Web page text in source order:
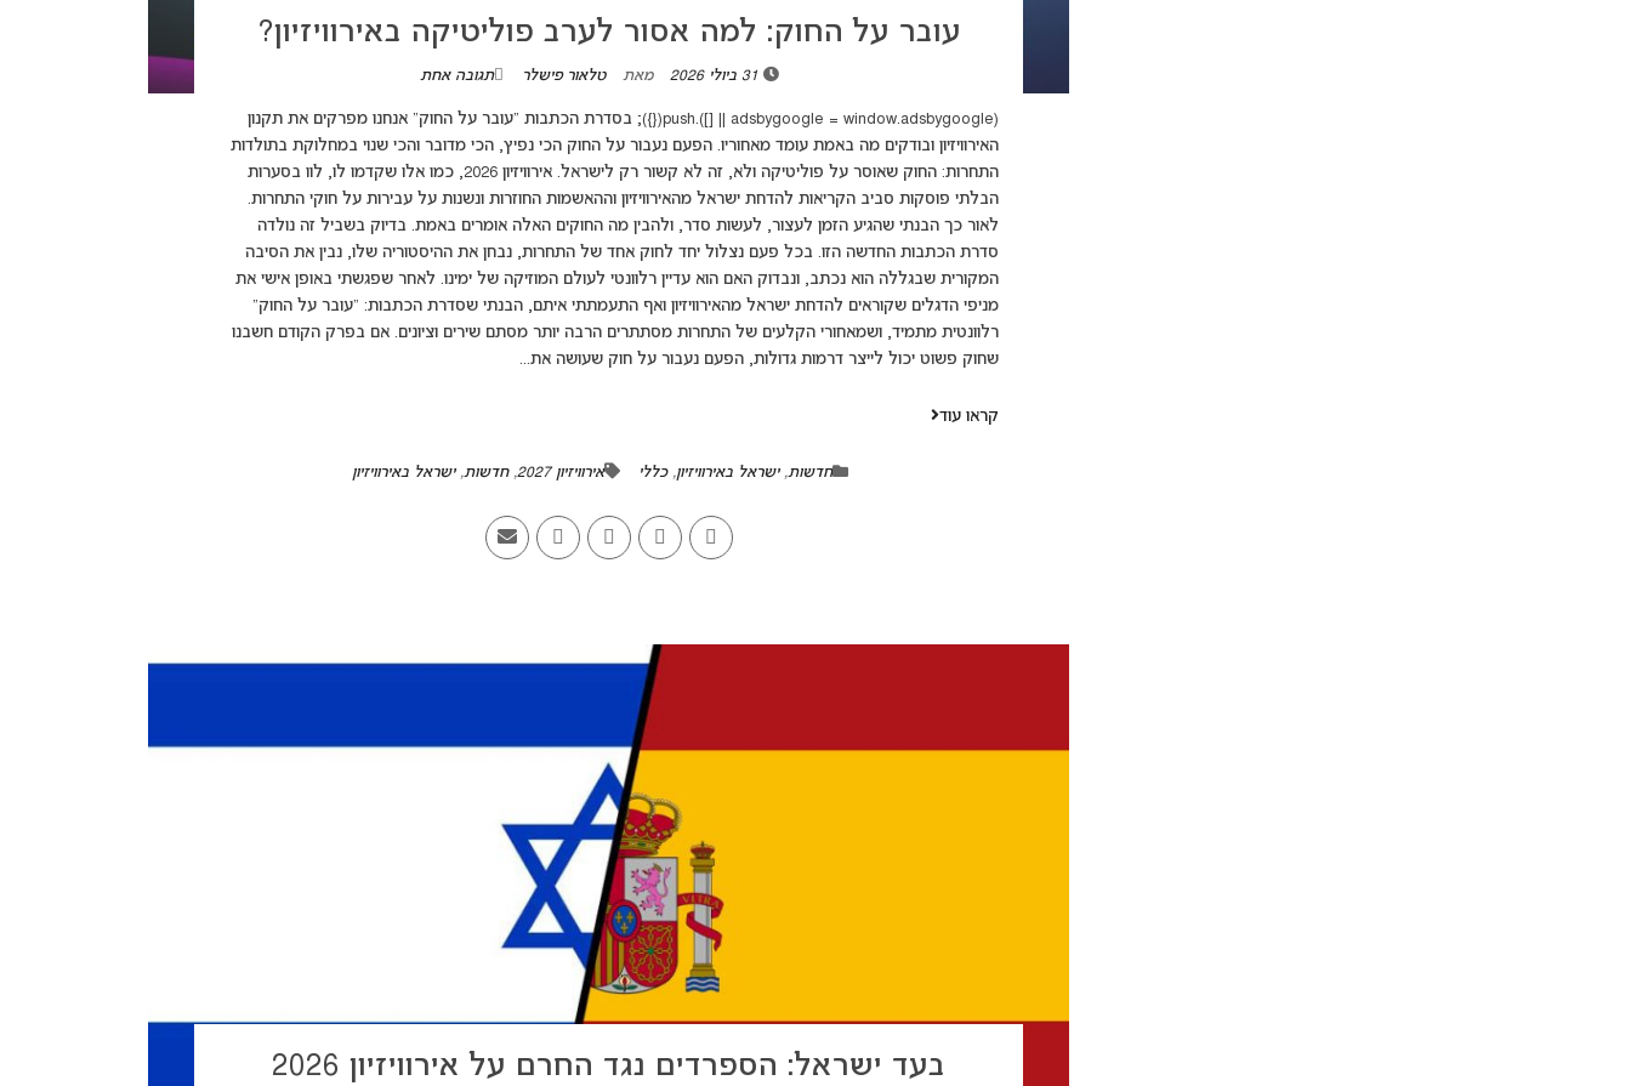
עובר על החוק: למה אסור לערב פוליטיקה באירוויזיון?
מאת טלאור פישלר תגובה אחת
(adsbygoogle = window.adsbygoogle || []).push({}); בסדרת הכתבות "עובר על החוק" אנחנו מפרקים את תקנון
האירוויזיון ובודקים מה באמת עומד מאחוריו. הפעם נעבור על החוק הכי נפיץ, הכי מדובר והכי שנוי במחלוקת בתולדות
התחרות: החוק שאוסר על פוליטיקה ולא, זה לא קשור רק לישראל. אירוויזיון 2026, כמו אלו שקדמו לו, לוו בסערות
הבלתי פוסקות סביב הקריאות להדחת ישראל מהאירוויזיון וההאשמות החוזרות ונשנות על עבירות על חוקי התחרות.
לאור כך הבנתי שהגיע הזמן לעצור, לעשות סדר, ולהבין מה החוקים האלה אומרים באמת. בדיוק בשביל זה נולדה
סדרת הכתבות החדשה הזו. בכל פעם נצלול יחד לחוק אחד של התחרות, נבחן את ההיסטוריה שלו, נבין את הסיבה
המקורית שבגללה הוא נכתב, ונבדוק האם הוא עדיין רלוונטי לעולם המוזיקה של ימינו. לאחר שפגשתי באופן אישי את
מניפי הדגלים שקוראים להדחת ישראל מהאירוויזיון ואף התעמתתי איתם, הבנתי שסדרת הכתבות: "עובר על החוק"
רלוונטית מתמיד, ושמאחורי הקלעים של התחרות מסתתרים הרבה יותר מסתם שירים וציונים. אם בפרק הקודם חשבנו
שחוק פשוט יכול לייצר דרמות גדולות, הפעם נעבור על חוק שעושה את...
קראו עוד
חדשות,ישראל באירוויזיון,כללי אירוויזיון 2027 ,חדשות,ישראל באירוויזיון
בעד ישראל: הספרדים נגד החרם על אירוויזיון 2026